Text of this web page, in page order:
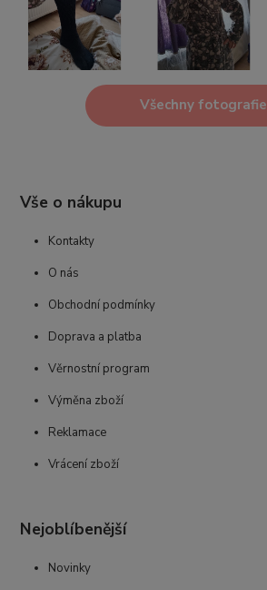
Všechny fotografie
Vše o nákupu
Kontakty
O nás
Obchodní podmínky
Doprava a platba
Věrnostní program
Výměna zboží
Reklamace
Vrácení zboží
Nejoblíbenější
Novinky